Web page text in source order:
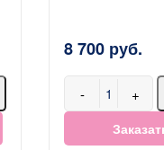
8 700 руб.
- +